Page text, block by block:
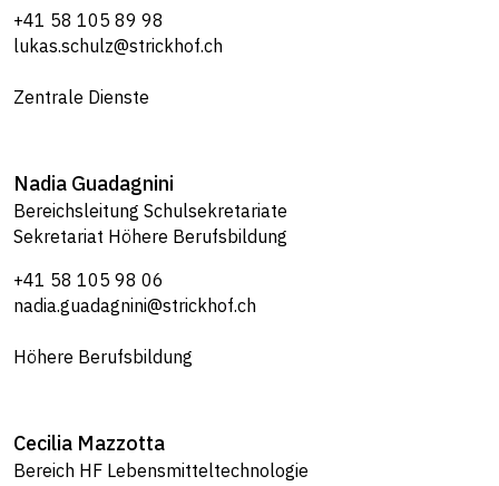
+41 58 105 89 98
lukas.schulz@strickhof.ch
Zentrale Dienste
Nadia Guadagnini
Bereichsleitung Schulsekretariate
Sekretariat Höhere Berufsbildung
+41 58 105 98 06
nadia.guadagnini@strickhof.ch
Höhere Berufsbildung
Cecilia Mazzotta
Bereich HF Lebensmitteltechnologie